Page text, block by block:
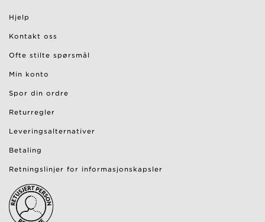
Hjelp
Kontakt oss
Ofte stilte spørsmål
Min konto
Spor din ordre
Returregler
Leveringsalternativer
Betaling
Retningslinjer for informasjonskapsler